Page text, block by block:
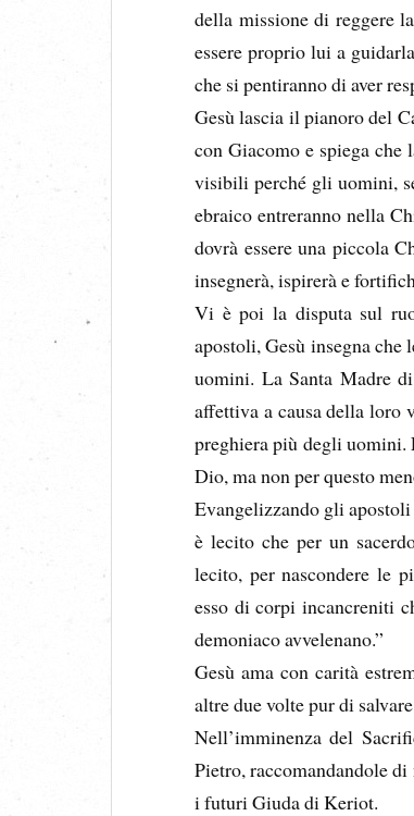
della missione di reggere
essere proprio lui a
che si pentiranno di aver
Gesù lascia il pianoro del
con Giacomo e spiega che
visibili perché gli uomini,
ebraico entreranno nella
dovrà essere una piccola
insegnerà, ispirerà e
Vi è poi la disputa sul
apostoli, Gesù insegna che
uomini. La Santa Madre
affettiva a causa della loro
preghiera più degli uomini.
Dio, ma non per questo
Evangelizzando gli
è lecito che per un
lecito, per nascondere le
esso di corpi incancreniti
demoniaco avvelenano.”
Gesù ama con carità
altre due volte pur di
Nell’imminenza del
Pietro, raccomandandole
i futuri Giuda di Keriot.